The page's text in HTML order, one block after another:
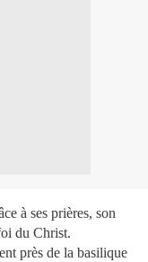
à ses prières, son
du Christ.
près de la basilique